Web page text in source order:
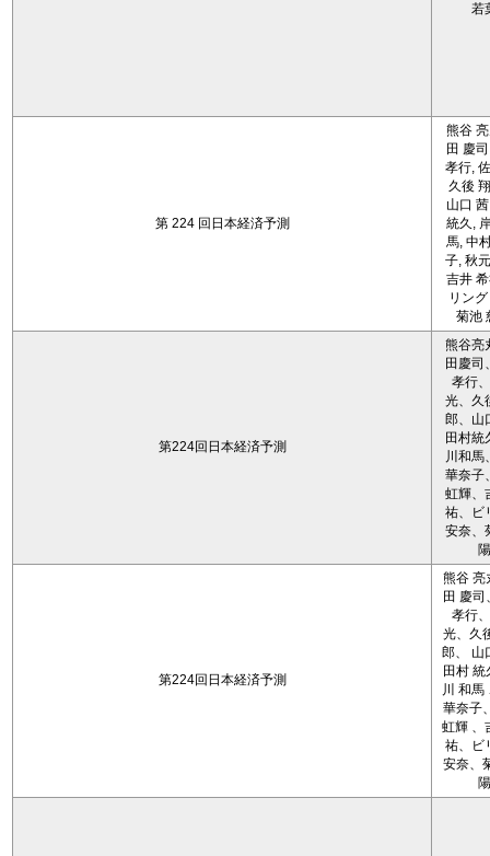
若
第 224 回日本経済予測
熊谷
田 慶
孝行,
久後
山口
統久,
馬, 中
子, 秋
吉井
リン
菊池
第224回日本経済予測
熊谷亮
田慶司
孝行
光、久
郎、山
田村統
川和馬
華奈子
虹輝、
祐、ビ
安奈、
陽
第224回日本経済予測
熊谷 亮
田 慶司
孝行
光、久
郎、 山
田村 統
川 和馬
華奈子
虹輝 、
祐、ビ
安奈、
陽